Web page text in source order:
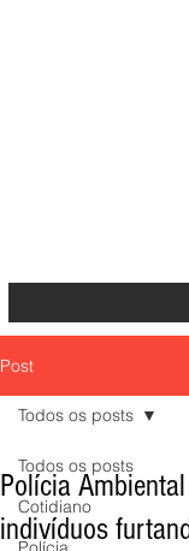
Post
Todos os posts
Cotidiano
Todos os posts
Polícia
indivíduos